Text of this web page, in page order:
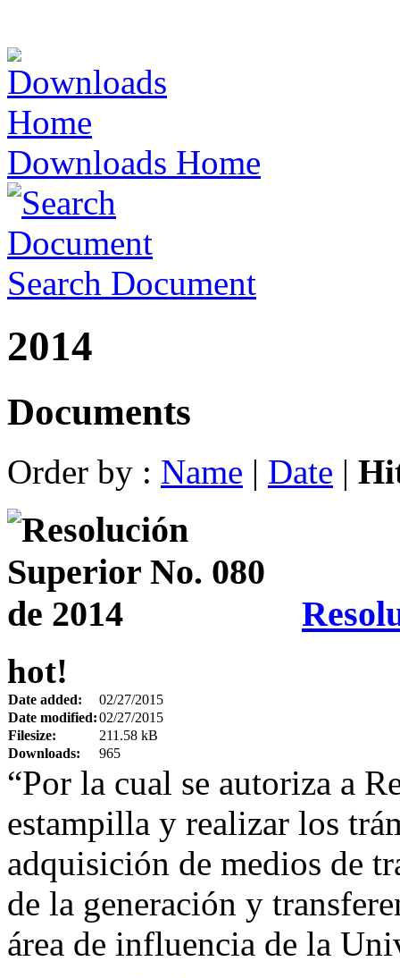
Downloads Home
Search Document
2014
Documents
Order by : Name | Date |
hot!
Date added:
02/27/2015
Date modified:02/27/2015
Filesize:
211.58 kB
Downloads:
965
“Por la cual se autoriza a
estampilla y realizar los
adquisición de medios de
de la generación y
área de influencia de la